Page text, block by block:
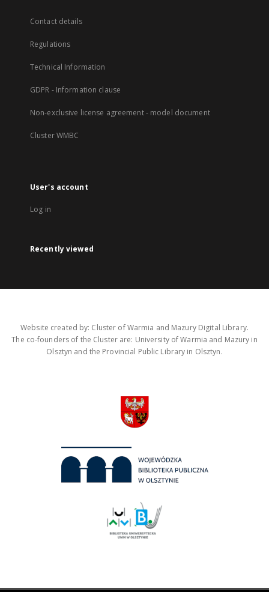
Contact details
Regulations
Technical Information
GDPR - Information clause
Non-exclusive license agreement - model document
Cluster WMBC
User's account
Log in
Recently viewed
Website created by: Cluster of Warmia and Mazury Digital Library.
The co-founders of the Cluster are: University of Warmia and Mazury in
Olsztyn and the Provincial Public Library in Olsztyn.